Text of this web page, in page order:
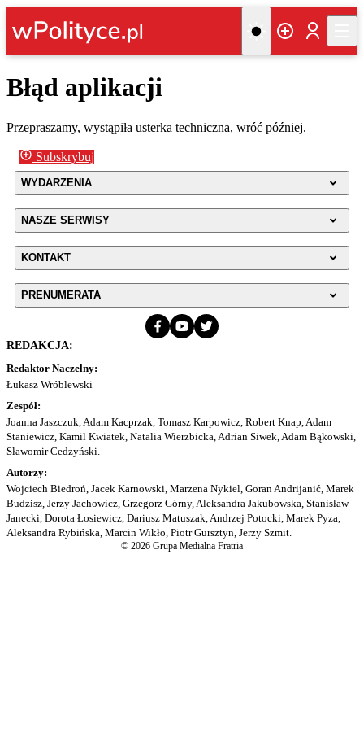
Błąd aplikacji
Przepraszamy, wystąpiła usterka techniczna, wróć później.
Subskrybuj
WYDARZENIA
NASZE SERWISY
KONTAKT
PRENUMERATA
REDAKCJA:
Redaktor Naczelny:
Łukasz Wróblewski
Zespół:
Joanna Jaszczuk, Adam Kacprzak, Tomasz Karpowicz, Robert Knap, Adam
Staniewicz, Kamil Kwiatek, Natalia Wierzbicka, Adrian Siwek, Adam Bąkowski,
Sławomir Cedzyński.
Autorzy:
Wojciech Biedroń, Jacek Karnowski, Marzena Nykiel, Goran Andrijanić, Marek
Budzisz, Jerzy Jachowicz, Grzegorz Górny, Aleksandra Jakubowska, Stanisław
Janecki, Dorota Łosiewicz, Dariusz Matuszak, Andrzej Potocki, Marek Pyza,
Aleksandra Rybińska, Marcin Wikło, Piotr Gursztyn, Jerzy Szmit.
© 2026 Grupa Medialna Fratria